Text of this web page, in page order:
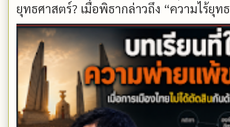
ยุทธศาสตร์? เมื่อพิธากล่าวถึง “ความไร้ยุท